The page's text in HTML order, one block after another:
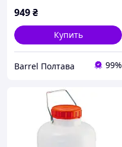
949₴
Купить
Barrel Полтава 99%